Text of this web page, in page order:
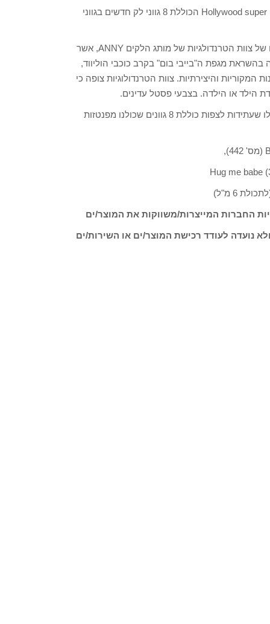
מותג הלקים ANNY משיק בימים אלה את קולקציית הלקים Hollywood super moms הכוללת 8 גווני לק חדשים בגווני
קולקציית הלקים החדשה Hollywood super moms היא פרי פיתוח של צוות הטרנדולגיות של מותג הלקים ANNY, אשר
מגפת ה"בייבי בום" בקרב כוכבי הוליווד,
והיצירתיות. צוות הטרנדולוגיות צופה כי
הילד או הילדה. בצבעי פסטל עדינים.
קולקציית Hollywood super moms במיוחד לאימהות המצפות ולאלו שעתידות לצפות כוללת 8 גוונים שכולנו מפנטזות
החברות המייצרות/משווקות את המוצר/ים
נועדה לעודד רכישת המוצר/ים או השירות/ים